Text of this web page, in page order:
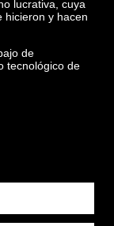
lucrativa, cuya
hicieron y hacen
de
tecnológico de